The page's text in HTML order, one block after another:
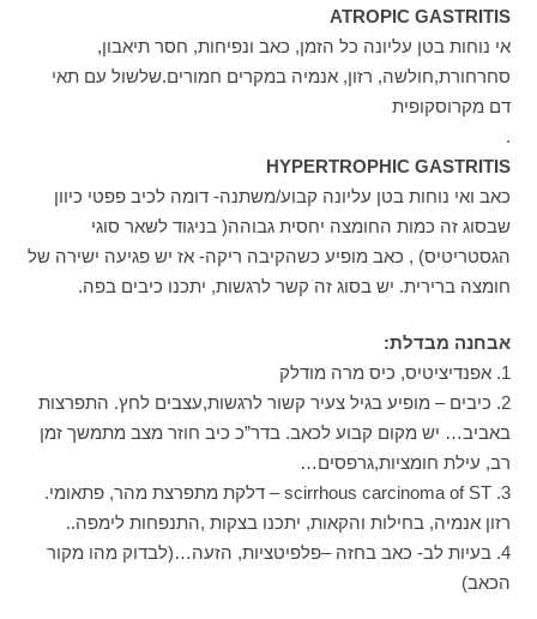
ATROPIC GASTRITIS
אי נוחות בטן עליונה כל הזמן, כאב ונפיחות, חסר תיאבון,
סחרחורת,חולשה, רזון, אנמיה במקרים חמורים.שלשול עם תאי
דם מקרוסקופית
.
HYPERTROPHIC GASTRITIS
כאב ואי נוחות בטן עליונה קבוע/משתנה- דומה לכיב פפטי כיוון
שבסוג זה כמות החומצה יחסית גבוהה( בניגוד לשאר סוגי
הגסטריטיס) , כאב מופיע כשהקיבה ריקה- אז יש פגיעה ישירה של
חומצה ברירית. יש בסוג זה קשר לרגשות, יתכנו כיבים בפה.
אבחנה מבדלת:
1. אפנדיציטיס, כיס מרה מודלק
2. כיבים – מופיע בגיל צעיר קשור לרגשות,עצבים לחץ. התפרצות
באביב… יש מקום קבוע לכאב. בדר”כ כיב חוזר מצב מתמשך זמן
רב, עילת חומציות,גרפסים…
3. scirrhous carcinoma of ST – דלקת מתפרצת מהר, פתאומי.
רזון אנמיה, בחילות והקאות, יתכנו בצקות ,התנפחות לימפה..
4. בעיות לב- כאב בחזה –פלפיטציות, הזעה…(לבדוק מהו מקור
הכאב)